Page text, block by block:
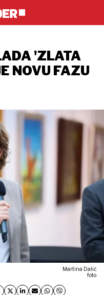
'ZLATA
NOVU FAZU
Martina Dalić
foto